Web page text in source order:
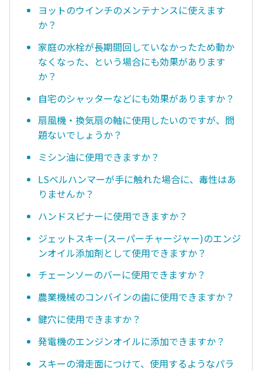
ヨットのウインチのメンテナンスに使えます
か？
家庭の水栓が長期間回していなかったため動か
なくなった、という場合にも効果があります
か？
自宅のシャッターなどにも効果がありますか？
扇風機・換気扇の軸に使用したいのですが、問
題ないでしょうか？
ミシン油に使用できますか？
LSベルハンマーが手に触れた場合に、毒性はあ
りませんか？
ハンドスピナーに使用できますか？
ジェットスキー(スーパーチャージャー)のエンジ
ンオイル添加剤として使用できますか？
チェーンソーのバーに使用できますか？
農業機械のコンバインの歯に使用できますか？
鍵穴に使用できますか？
発電機のエンジンオイルに添加できますか？
スキーの滑走面につけて、使用するようなパラ